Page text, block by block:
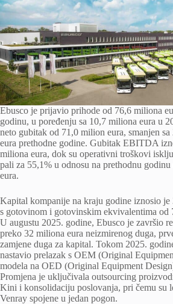
Ebusco je prijavio prihode od 76,6 miliona
godinu, u poređenju sa 10,7 miliona eura u
neto gubitak od 71,0 milion eura, smanjen
eura prethodne godine. Gubitak EBITDA
miliona eura, dok su operativni troškovi
pali za 55,1% u odnosu na prethodnu
eura.
Kapital kompanije na kraju godine iznosio je
s gotovinom i gotovinskim ekvivalentima od
U augustu 2025. godine, Ebusco je završio
preko 32 miliona eura neizmirenog duga,
zamjene duga za kapital. Tokom 2025.
nastavio prelazak s OEM (Original
modela na OED (Original Equipment
Promjena je uključivala outsourcing
Kini i konsolidaciju poslovanja, pri čemu su
Venray spojene u jedan pogon.